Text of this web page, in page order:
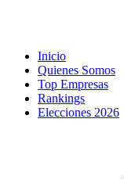
Inicio
Quienes Somos
Top Empresas
Rankings
Elecciones 2026